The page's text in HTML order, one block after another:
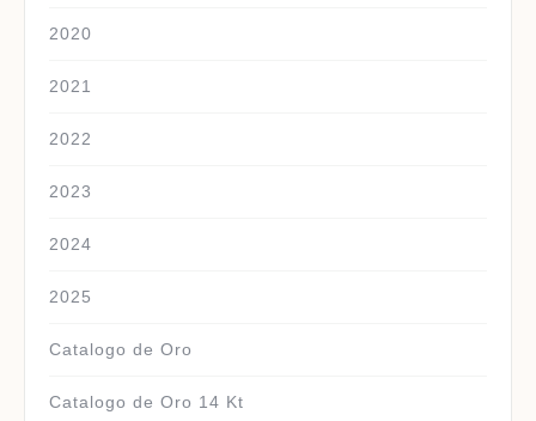
2020
2021
2022
2023
2024
2025
Catalogo de Oro
Catalogo de Oro 14 Kt